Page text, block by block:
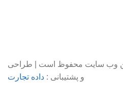
این وب سایت محفوظ است | طراحی
و پشتیبانی : داده تجارت